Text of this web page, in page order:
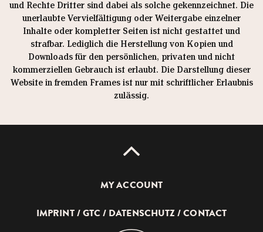
und Rechte Dritter sind dabei als solche gekennzeichnet. Die
unerlaubte Vervielfältigung oder Weitergabe einzelner
Inhalte oder kompletter Seiten ist nicht gestattet und
strafbar. Lediglich die Herstellung von Kopien und
Downloads für den persönlichen, privaten und nicht
kommerziellen Gebrauch ist erlaubt. Die Darstellung dieser
Website in fremden Frames ist nur mit schriftlicher Erlaubnis
zulässig.
MY ACCOUNT
IMPRINT GTC DATENSCHUTZ CONTACT